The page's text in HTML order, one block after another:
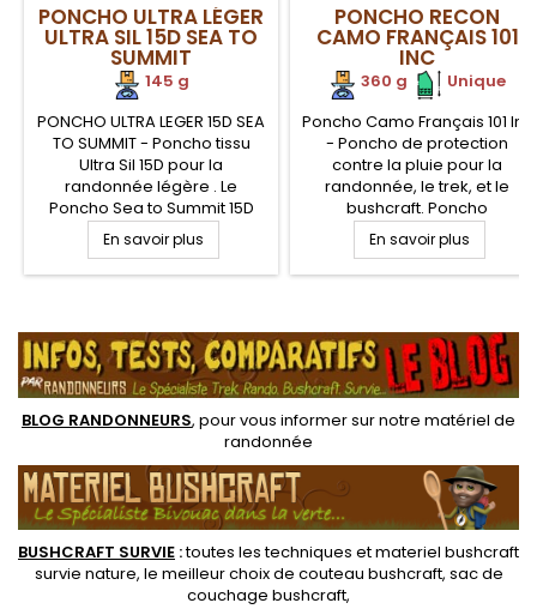
PONCHO ULTRA LÉGER
ULTRA SIL 15D SEA TO
SUMMIT
145 g
PONCHO ULTRA LEGER 15D SEA
TO SUMMIT - Poncho tissu
Ultra Sil 15D pour la
randonnée légère . Le
Poncho Sea to Summit 15D
Ultra Sil (silnylon 15 Deniers)
est extrêmement léger avec
ses 145 grammes, une
d'optimisation du poids du
sac à dos
En savoir plus
PONCHO RECON
CAMO FRANÇAIS 101
INC
360 g
Unique
Poncho Camo Français 101 Inc
- Poncho de protection
contre la pluie pour la
randonnée, le trek, et le
bushcraft. Poncho
Camouflage Armée
française pour randonner ou
la chasse. Nombreuses
capuche et des avant-bras.
En savoir plus
BLOG RANDONNEURS, pour vous informer sur notre matériel de
randonnée
BUSHCRAFT SURVIE :toutes les techniques etmateriel bushcraft
survie nature, le meilleur choix de couteau bushcraft, sac de
couchage bushcraft,